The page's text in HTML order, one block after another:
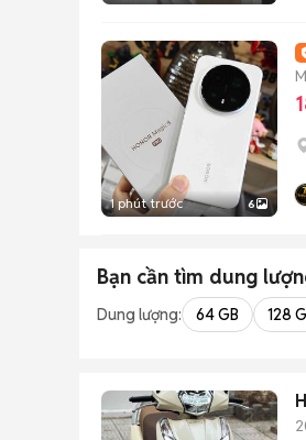
1 phút trước 6
Bạn cần tìm dung
Dung lượng: 64 GB 128